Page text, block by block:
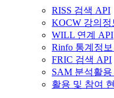
RISS 검색 API
KOCW 강의정
WILL 연계 API
Rinfo 통계정
FRIC 검색 API
SAM 분석활
활용 및 참여